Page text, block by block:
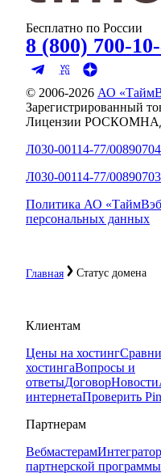
Главная Статус домена
Бесплатно по России
8 (800) 700-
© 2006-2026 АО
Зарегистрированный
Лицензии
Л030-00114-77/00890704
Л030-00114-77/00890703
Политика АО
персональных данных
Клиентам
Цены на хостинг
хостингаВопросы и
ответыДоговорНовости
интернетаПроверить
Партнерам
Вебмастерам
партнерской программы